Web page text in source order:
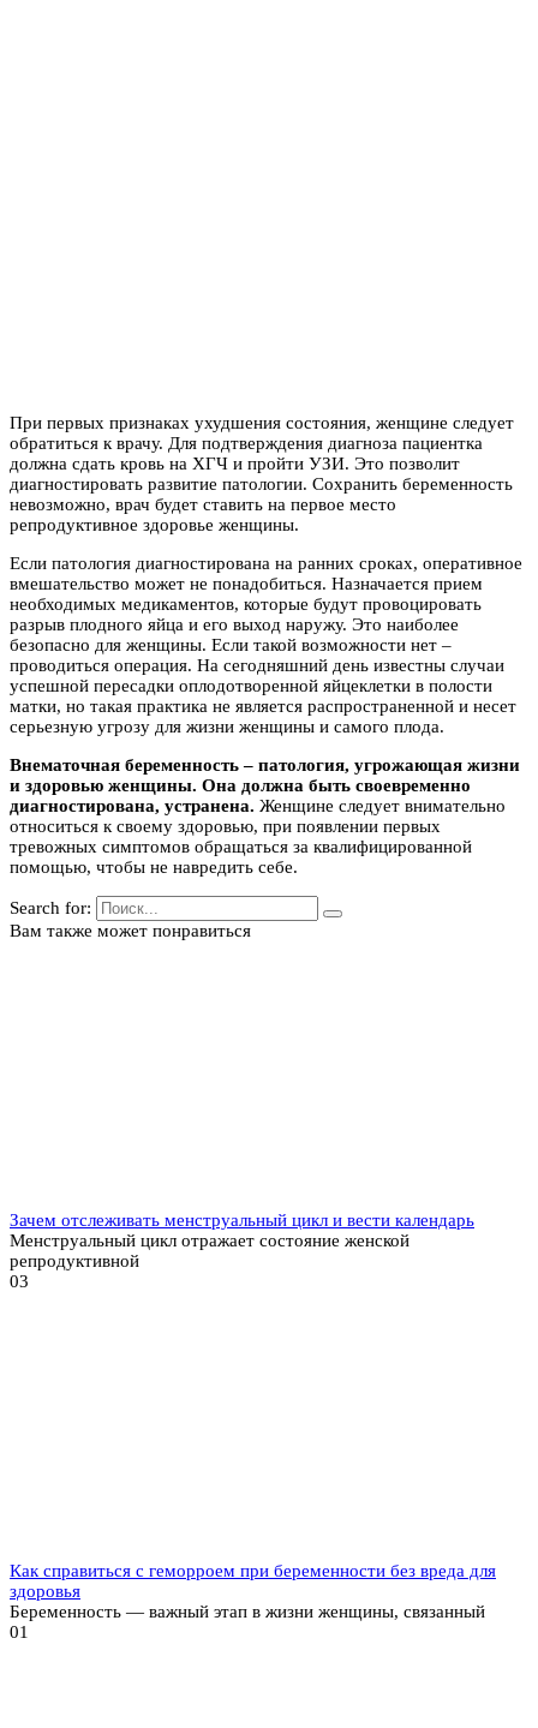
При первых признаках ухудшения состояния, женщине следует
обратиться к врачу. Для подтверждения диагноза пациентка
должна сдать кровь на ХГЧ и пройти УЗИ. Это позволит
диагностировать развитие патологии. Сохранить беременность
невозможно, врач будет ставить на первое место
репродуктивное здоровье женщины.
Если патология диагностирована на ранних сроках, оперативное
вмешательство может не понадобиться. Назначается прием
необходимых медикаментов, которые будут провоцировать
разрыв плодного яйца и его выход наружу. Это наиболее
безопасно для женщины. Если такой возможности нет –
проводиться операция. На сегодняшний день известны случаи
успешной пересадки оплодотворенной яйцеклетки в полости
матки, но такая практика не является распространенной и несет
серьезную угрозу для жизни женщины и самого плода.
Внематочная беременность – патология, угрожающая жизни
и здоровью женщины. Она должна быть своевременно
диагностирована, устранена. Женщине следует внимательно
относиться к своему здоровью, при появлении первых
тревожных симптомов обращаться за квалифицированной
помощью, чтобы не навредить себе.
Search for:
Вам также может понравиться
Зачем отслеживать менструальный цикл и вести календарь
Менструальный цикл отражает состояние женской
репродуктивной
03
Как справиться с геморроем при беременности без вреда для
здоровья
Беременность — важный этап в жизни женщины, связанный
01